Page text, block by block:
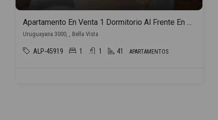
Apartamento En Venta 1 Dormitorio Al Frente En Pozo.
Uruguayana 3000, , Bella Vista
ALP-45919 1 1 41 APARTAMENTOS